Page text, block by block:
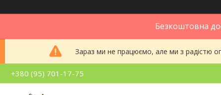
Безкоштовна
Зараз ми не працюємо, але ми з радістю
+380 (95) 701-17-75